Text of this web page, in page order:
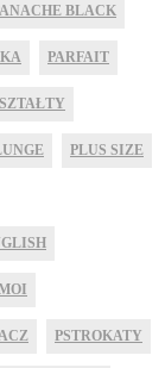
BLACK
PARFAIT
PLUS SIZE
PSTROKATY